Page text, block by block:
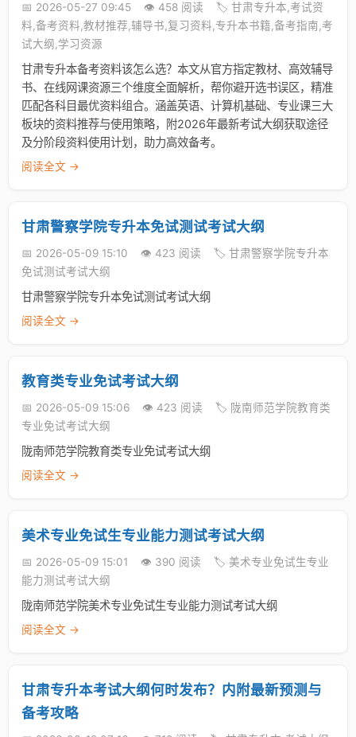
📅 2026-05-27 09:45 👁️ 458 阅读
🏷️ 甘肃专升本,考试资
料,备考资料,教材推荐,辅导书,复习资料,专升本书籍,备考指南,考
试大纲,学习资源
甘肃专升本备考资料该怎么选？本文从官方指定教材、高效辅导
书、在线网课资源三个维度全面解析，帮你避开选书误区，精准
匹配各科目最优资料组合。涵盖英语、计算机基础、专业课三大
板块的资料推荐与使用策略，附2026年最新考试大纲获取途径
及分阶段资料使用计划，助力高效备考。
阅读全文 →
甘肃警察学院专升本免试测试考试大纲
📅 2026-05-09 15:10 👁️ 423 阅读
🏷️ 甘肃警察学院专升本
免试测试考试大纲
甘肃警察学院专升本免试测试考试大纲
阅读全文 →
教育类专业免试考试大纲
📅 2026-05-09 15:06 👁️ 423 阅读
🏷️ 陇南师范学院教育类
专业免试考试大纲
陇南师范学院教育类专业免试考试大纲
阅读全文 →
美术专业免试生专业能力测试考试大纲
📅 2026-05-09 15:01 👁️ 390 阅读
🏷️ 美术专业免试生专业
能力测试考试大纲
陇南师范学院美术专业免试生专业能力测试考试大纲
阅读全文 →
甘肃专升本考试大纲何时发布？内附最新预测与
备考攻略